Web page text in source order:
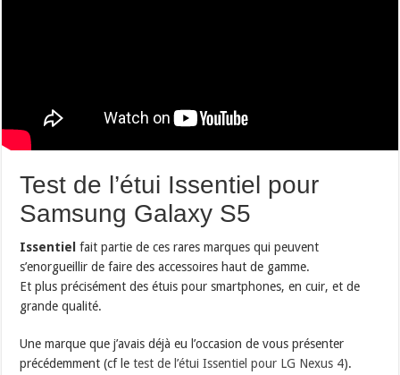
Test de l’étui Issentiel pour
Samsung Galaxy S5
Issentiel fait partie de ces rares marques qui peuvent
s’enorgueillir de faire des accessoires haut de gamme.
Et plus précisément des étuis pour smartphones, en cuir, et de
grande qualité.
Une marque que j’avais déjà eu l’occasion de vous présenter
précédemment (cf letest de l’étui Issentiel pour LG Nexus 4).